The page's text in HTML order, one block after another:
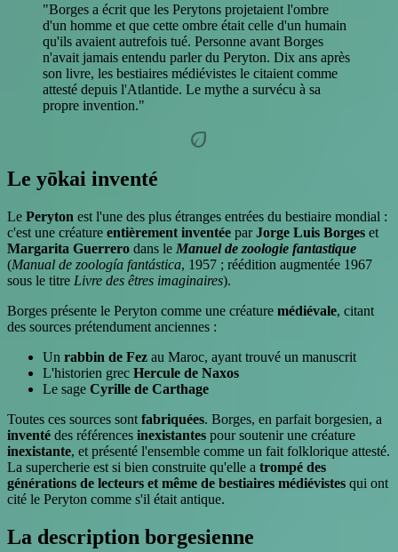
"Borges a écrit que les Perytons projetaient l'ombre
d'un homme et que cette ombre était celle d'un humain
qu'ils avaient autrefois tué. Personne avant Borges
n'avait jamais entendu parler du Peryton. Dix ans après
son livre, les bestiaires médiévistes le citaient comme
attesté depuis l'Atlantide. Le mythe a survécu à sa
propre invention."
eco
Le yōkai inventé
Le Peryton est l'une des plus étranges entrées du bestiaire mondial :
c'est une créature entièrement inventée parJorge Luis Borges et
Margarita Guerrero dans le Manuel de zoologie fantastique
(Manual de zoología fantástica, 1957 ; réédition augmentée 1967
sous le titre Livre des êtres imaginaires).
Borges présente le Peryton comme une créature médiévale, citant
des sources prétendument anciennes :
Un rabbin de Fez au Maroc, ayant trouvé un manuscrit
L'historien grec Hercule de Naxos
Le sage Cyrille de Carthage
Toutes ces sources sont fabriquées. Borges, en parfait borgesien, a
inventé des références inexistantes pour soutenir une créature
inexistante, et présenté l'ensemble comme un fait folklorique attesté.
La supercherie est si bien construite qu'elle a trompé des
générations de lecteurs et même de bestiaires médiévistes qui ont
cité le Peryton comme s'il était antique.
La description borgesienne